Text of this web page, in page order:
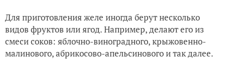
Для приготовления желе иногда берут несколько
видов фруктов или ягод. Например, делают его из
смеси соков: яблочно-виноградного, крыжовенно-
малинового, абрикосово-апельсинового и так далее.